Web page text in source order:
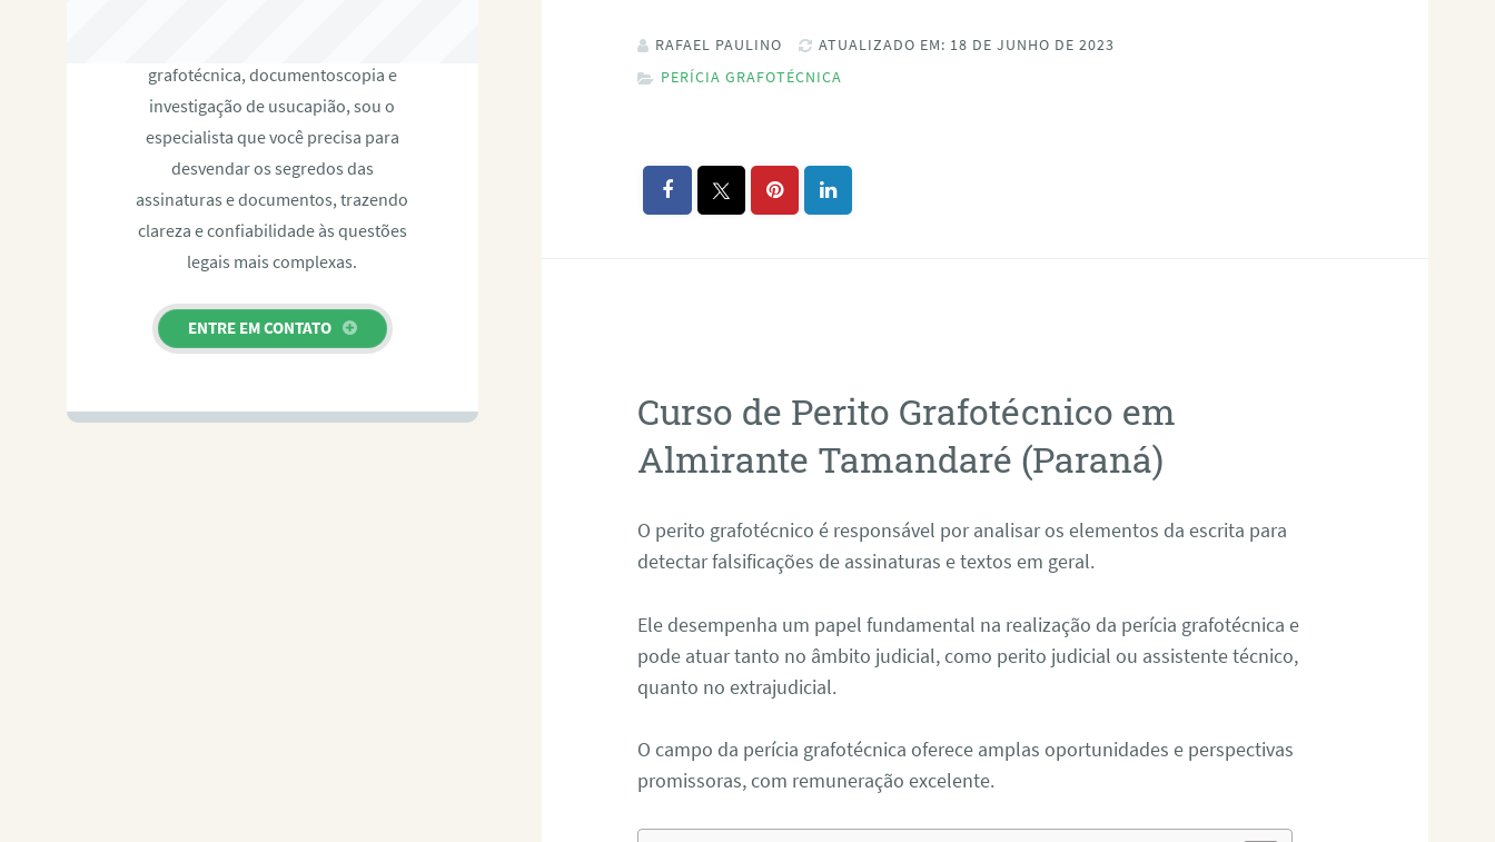
RAFAEL PAULINO
ATUALIZADO EM: 18 DE JUNHO DE 2023
PERÍCIA GRAFOTÉCNICA
Curso de Perito Grafotécnico em
Almirante Tamandaré (Paraná)
O perito grafotécnico é responsável por analisar os elementos da escrita para
detectar falsificações de assinaturas e textos em geral.
Ele desempenha um papel fundamental na realização da perícia grafotécnica e
pode atuar tanto no âmbito judicial, como perito judicial ou assistente técnico,
quanto no extrajudicial.
O campo da perícia grafotécnica oferece amplas oportunidades e perspectivas
promissoras, com remuneração excelente.
grafotécnica, documentoscopia e
investigação de usucapião, sou o
especialista que você precisa para
desvendar os segredos das
assinaturas e documentos, trazendo
clareza e confiabilidade às questões
legais mais complexas.
ENTRE EM CONTATO